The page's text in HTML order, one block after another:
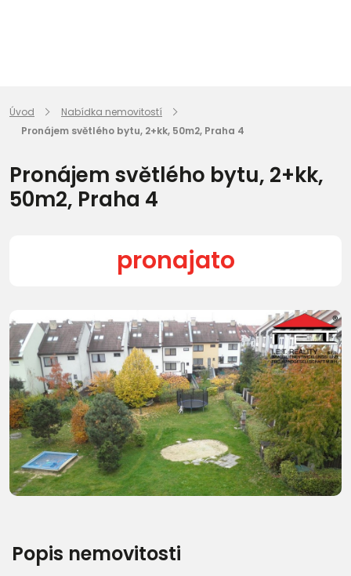
Úvod
Nabídka nemovitostí
Pronájem světlého bytu, 2+kk, 50m2, Praha 4
Pronájem světlého bytu, 2+kk,
50m2, Praha 4
pronajato
Další fotografie (23)
Popis nemovitosti